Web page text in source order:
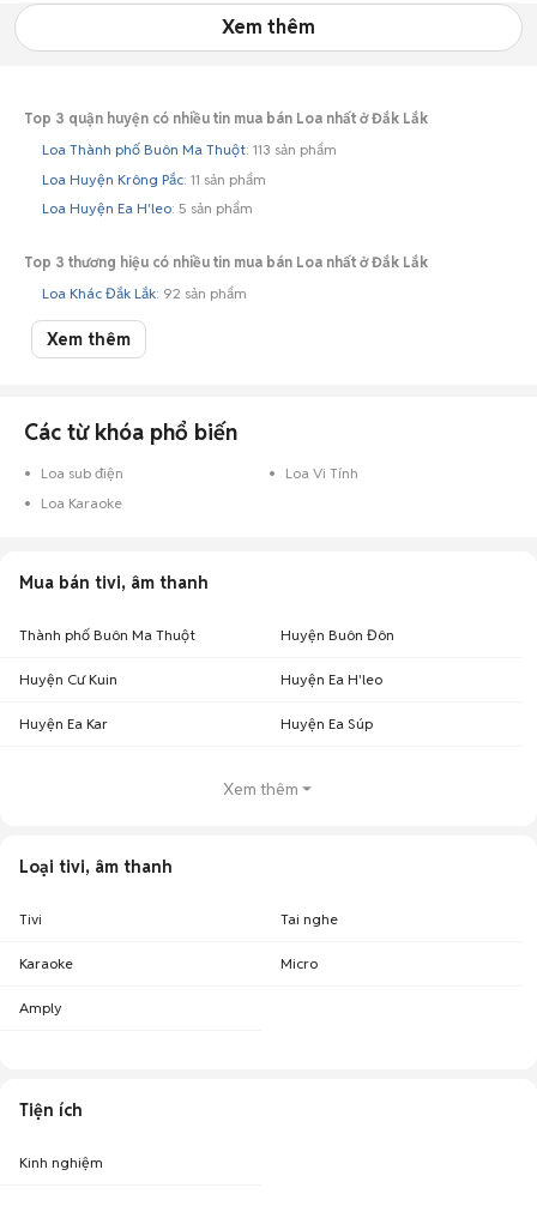
Xem thêm
Top 3 quận huyện có nhiều tin mua bán Loa nhất ở Đắk Lắk
Loa Thành phố Buôn Ma Thuột: 113 sản phẩm
Loa Huyện Krông Pắc: 11 sản phẩm
Loa Huyện Ea H'leo: 5 sản phẩm
Top 3 thương hiệu có nhiều tin mua bán Loa nhất ở Đắk Lắk
Loa Khác Đắk Lắk: 92 sản phẩm
Loa JBL Đắk Lắk
Loa Bose Đắk Lắk
Xem thêm
Các từ khóa phổ biến
Loa sub điện
Loa Vi Tính
Loa Karaoke
Mua bán tivi, âm thanh
Thành phố Buôn Ma Thuột Huyện Buôn Đôn
Huyện Cư Kuin Huyện Ea H'leo
Huyện Ea Kar Huyện Ea Súp
Xem thêm
Loại tivi, âm thanh
Tivi Tai nghe
Karaoke Micro
Amply
Tiện ích
Kinh nghiệm